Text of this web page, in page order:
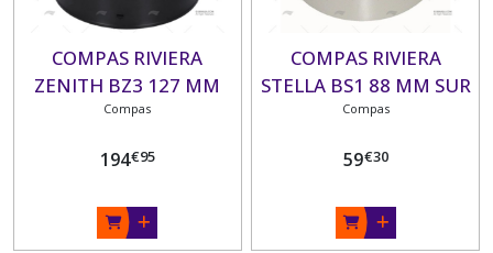
COMPAS RIVIERA
ZENITH BZ3 127 MM
SUR FUT
Compas
194€95
COMPAS RIVIERA
STELLA BS1 88 MM SUR
FÜT
Compas
59€30